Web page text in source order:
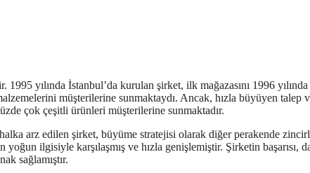
yılında İstanbul’da kurulan şirket, ilk mağazasını 1996 yılında
müşterilerine sunmaktaydı. Ancak, hızla büyüyen talep
çok çeşitli ürünleri müşterilerine sunmaktadır.
arz edilen şirket, büyüme stratejisi olarak diğer perakende
ilgisiyle karşılaşmış ve hızla genişlemiştir. Şirketin başarısı,
sağlamıştır.